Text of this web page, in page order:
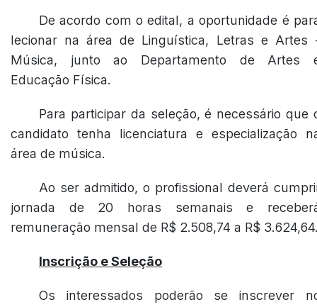
De acordo com o edital, a oportunidade é
lecionar na área de Linguística, Letras e Artes
Música, junto ao Departamento de Artes
Educação Física.
Para participar da seleção, é necessário que
candidato tenha licenciatura e especialização
área de música.
Ao ser admitido, o profissional deverá
jornada de 20 horas semanais e
remuneração mensal de R$ 2.508,74 a R$
Inscrição e Seleção
Os interessados poderão se inscrever